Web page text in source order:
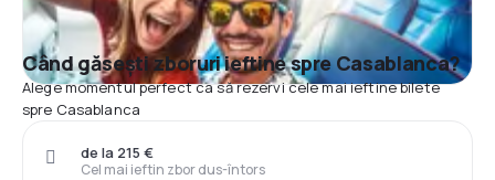
Când găsești zboruri ieftine spre Casablanca?
Alege momentul perfect ca să rezervi cele mai ieftine bilete
spre Casablanca
Cel mai ieftin zbor dus-întors
de la 215 €